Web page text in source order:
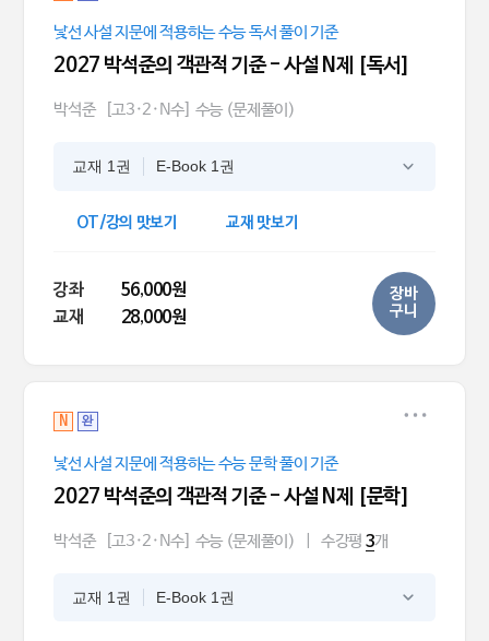
낯선 사설 지문에 적용하는 수능 독서 풀이 기준
2027 박석준의 객관적 기준 - 사설 N제 [독서]
박석준 [고3·2·N수] 수능 (문제풀이)
교재 1권 E-Book 1권
OT/강의 맛보기 교재 맛보기
강좌
56,000원
교재
28,000원
장바
구니
N 완
낯선 사설 지문에 적용하는 수능 문학 풀이 기준
2027 박석준의 객관적 기준 - 사설 N제 [문학]
박석준 [고3·2·N수] 수능 (문제풀이) 수강평 3개
교재 1권 E-Book 1권